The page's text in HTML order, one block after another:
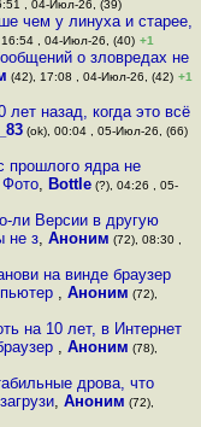
, 04-Июл-26, (39)
чем у линуха и старее,
16:54 , 04-Июл-26, (40) +1
о зловредах не
(42), 17:08 , 04-Июл-26, (42) +1
лет назад, когда это всё
(ok), 00:04 , 05-Июл-26, (66)
прошлого ядра не
Фото, Bottle (?), 04:26 , 05-
ли Версии в другую
не з, Аноним (72), 08:30 ,
на винде браузер
, Аноним (72),
на 10 лет, в Интернет
, Аноним (78),
дрова, что
, Аноним (72),